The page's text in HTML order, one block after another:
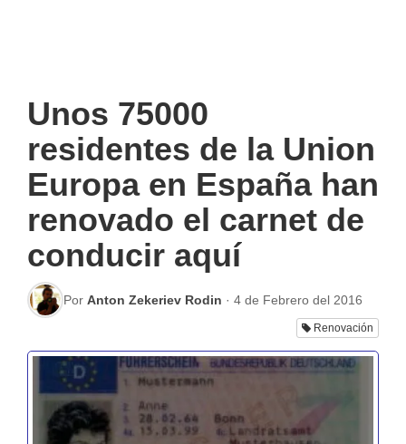
Unos 75000
residentes de la Union
Europa en España han
renovado el carnet de
conducir aquí
Por Anton Zekeriev Rodin · 4 de Febrero del 2016
Renovación